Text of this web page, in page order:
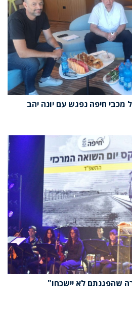
מכבי חיפה נפגש עם יונה יהב
שהפגנתם לא יישכחו"